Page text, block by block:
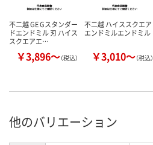
不二越 GE Gスタンダー
ドエンドミル 刃 ハイス
スクエアエ…
￥3,896～（税込）
不二越 ハイススクエア
エンドミルエンドミル
￥3,010～（税込）
他のバリエーション